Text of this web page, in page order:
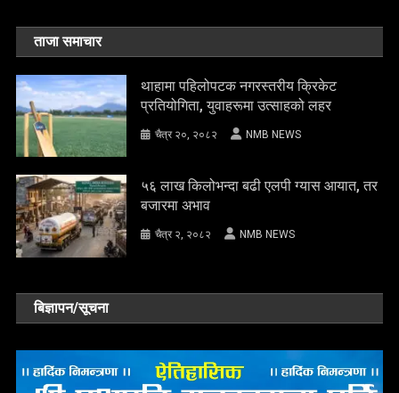
ताजा समाचार
थाहामा पहिलोपटक नगरस्तरीय क्रिकेट
प्रतियोगिता, युवाहरूमा उत्साहको लहर
चैत्र २०, २०८२ NMB NEWS
५६ लाख किलोभन्दा बढी एलपी ग्यास आयात, तर
बजारमा अभाव
चैत्र २, २०८२ NMB NEWS
बिज्ञापन/सूचना